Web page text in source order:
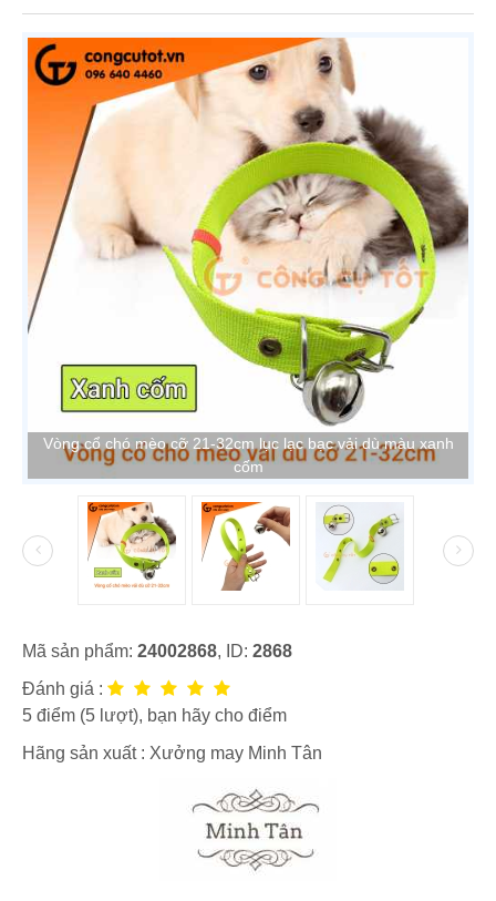
Vòng cổ chó mèo cỡ 21-32cm lục lạc bạc vải dù màu xanh
cốm
Mã sản phẩm: 24002868, ID: 2868
Đánh giá :
5 điểm (5 lượt), bạn hãy cho điểm
Hãng sản xuất : Xưởng may Minh Tân